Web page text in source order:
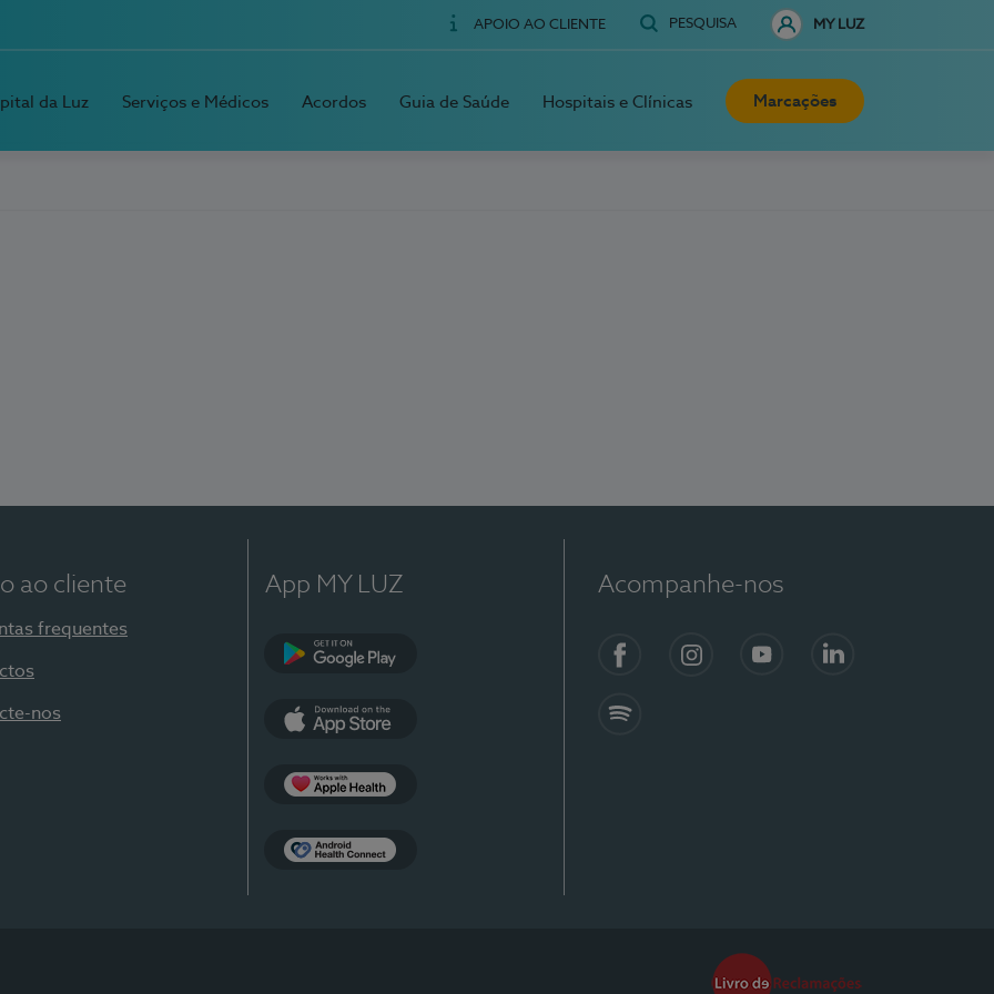
APOIO AO CLIENTE PESQUISA MY LUZ
da Luz Serviços e Médicos Acordos Guia de Saúde Hospitais e Clínicas Marcações
ao cliente
frequentes
nos
App MY LUZ Acompanhe-nos